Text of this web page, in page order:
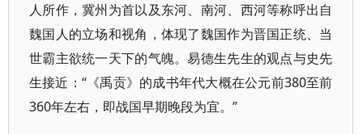
人所作，冀州为首以及东河、南河、西河等称呼出自
魏国人的立场和视角，体现了魏国作为晋国正统、当
世霸主欲统一天下的气魄。易德生先生的观点与史先
生接近：“《禹贡》的成书年代大概在公元前380至前
360年左右，即战国早期晚段为宜。”